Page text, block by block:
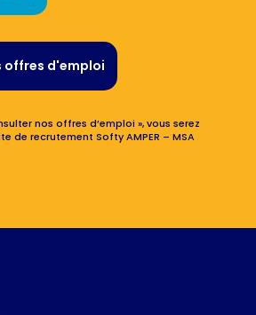
offres d'emploi
nos offres d’emploi », vous serez
de recrutement Softy AMPER – MSA